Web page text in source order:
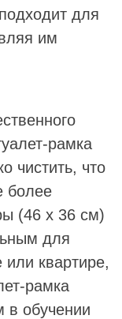
для
им
рамка
чистить, что
более
(46 x 36 см)
для
квартире,
рамка
в обучении